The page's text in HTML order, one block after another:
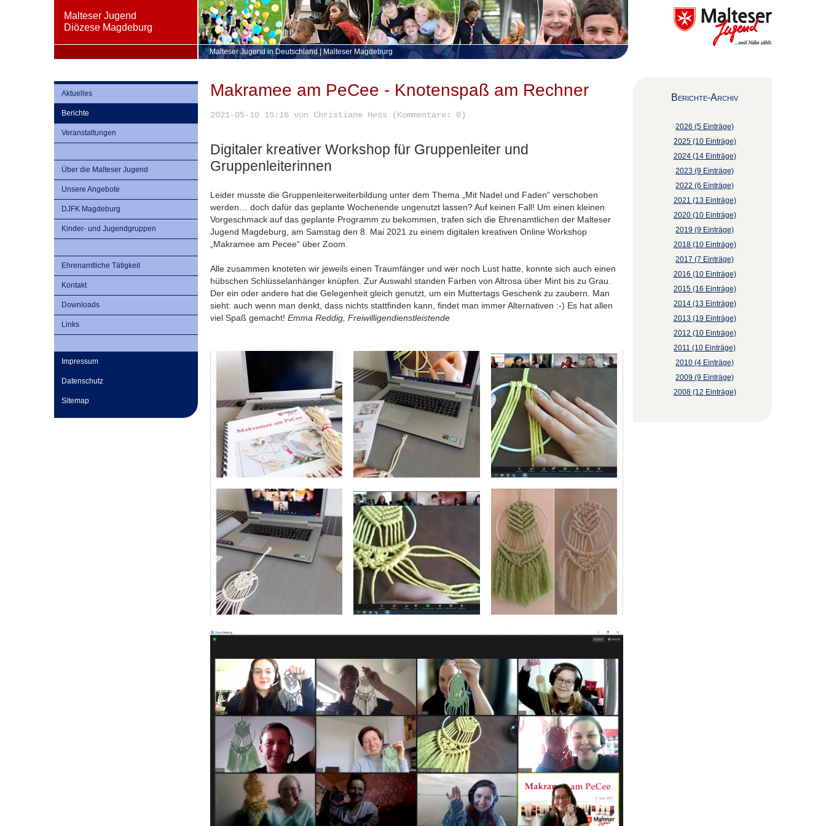
Malteser Jugend
Diözese Magdeburg
Malteser Jugend in Deutschland| Malteser Magdeburg
Aktuelles
Berichte
Veranstaltungen
Über die Malteser Jugend
Unsere Angebote
DJFK Magdeburg
Kinder- und Jugendgruppen
Ehrenamtliche Tätigkeit
Kontakt
Downloads
Links
Impressum
Datenschutz
Sitemap
Makramee am PeCee - Knotenspaß am Rechner
2021-05-10 15:16von Christiane Hess (Kommentare: 0)
Digitaler kreativer Workshop für Gruppenleiter und
Gruppenleiterinnen
Leider musste die Gruppenleiterweiterbildung unter dem Thema „Mit Nadel und Faden“ verschoben
werden… doch dafür das geplante Wochenende ungenutzt lassen? Auf keinen Fall! Um einen kleinen
Vorgeschmack auf das geplante Programm zu bekommen, trafen sich die Ehrenamtlichen der Malteser
Jugend Magdeburg, am Samstag den 8. Mai 2021 zu einem digitalen kreativen Online Workshop
„Makramee am Pecee“ über Zoom.
Alle zusammen knoteten wir jeweils einen Traumfänger und wer noch Lust hatte, konnte sich auch einen
hübschen Schlüsselanhänger knüpfen. Zur Auswahl standen Farben von Altrosa über Mint bis zu Grau.
Der ein oder andere hat die Gelegenheit gleich genutzt, um ein Muttertags Geschenk zu zaubern. Man
sieht: auch wenn man denkt, dass nichts stattfinden kann, findet man immer Alternativen :-) Es hat allen
viel Spaß gemacht! Emma Reddig, Freiwilligendienstleistende
Berichte-Archiv
2026 (5 Einträge)
2025 (10 Einträge)
2024 (14 Einträge)
2023 (9 Einträge)
2022 (6 Einträge)
2021 (13 Einträge)
2020 (10 Einträge)
2019 (9 Einträge)
2018 (10 Einträge)
2017 (7 Einträge)
2016 (10 Einträge)
2015 (16 Einträge)
2014 (13 Einträge)
2013 (19 Einträge)
2012 (10 Einträge)
2011 (10 Einträge)
2010 (4 Einträge)
2009 (9 Einträge)
2008 (12 Einträge)